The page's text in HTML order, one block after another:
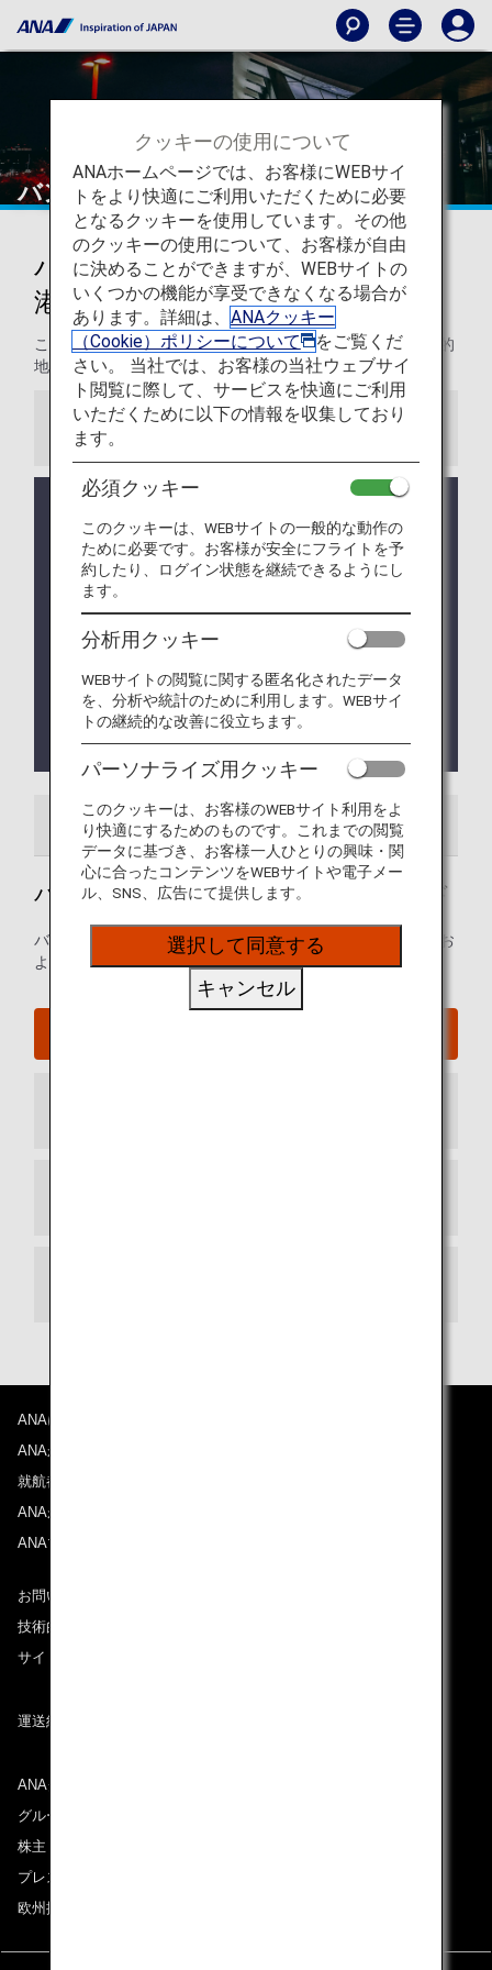
バンコク - スワンナプーム国際空港
バンコク - スワンナプーム国際空
港からの発着
このページでは、バンコク-スワンナプーム国際空港から目的
地までの役立つ情報をご紹介します。
お知らせ
ーの場所が変更となっております。
日々状況が変化する事も予想されます。詳細はバン
コク空港にてご確認下さい。
黄熱に感染する危険のある国からタイへ入国する渡
航者は、予防接種証明書の所持が必要です。
乗り継ぎのため、黄熱に感染する危険のある国の空
港に12時間以上滞在した渡航者も予防接種証明書の
所持が必要です。
詳細は、Thai Health Passサイト（英語のみ）
をご確認ください。
空港ガイド
バンコク - スワンナプーム国際空港ガイド
バンコク-スワンナプーム国際空港の発着ターミナルマップお
よび空港内に関するその他の情報。
ANAについて
ANAからのお知らせ
就航都市
ANAがお約束する体験
ANAマイレージクラブ
お問い合わせ
技術的なお問い合わせ（推奨環境）
サイトマップ
運送約款
ANAグループについて
グループ企業一覧
株主・投資家情報
プレスリリース
欧州採用情報
クッキーの使用について
ANAホームページでは、お客様にWEBサイ
トをより快適にご利用いただくために必要
となるクッキーを使用しています。その他
のクッキーの使用について、お客様が自由
に決めることができますが、WEBサイトの
いくつかの機能が享受できなくなる場合が
あります。詳細は、 ANAクッキー
（Cookie）ポリシーについて
をご覧くだ
さい。 当社では、お客様の当社ウェブサイ
ト閲覧に際して、サービスを快適にご利用
いただくために以下の情報を収集しており
ます。
必須クッキー
このクッキーは、WEBサイトの一般的な動作の
ために必要です。お客様が安全にフライトを予
約したり、ログイン状態を継続できるようにし
ます。
分析用クッキー
WEBサイトの閲覧に関する匿名化されたデータ
を、分析や統計のために利用します。WEBサイ
トの継続的な改善に役立ちます。
パーソナライズ用クッキー
このクッキーは、お客様のWEBサイト利用をよ
り快適にするためのものです。これまでの閲覧
データに基づき、お客様一人ひとりの興味・関
心に合ったコンテンツをWEBサイトや電子メー
ル、SNS、広告にて提供します。
選択して同意する
キャンセル